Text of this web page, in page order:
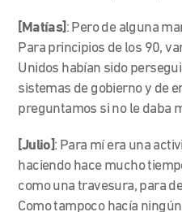
[Matías] : Pero de alguna
Para principios de los 90,
Unidos habían sido
sistemas de gobierno y de
preguntamos si no le daba
[Julio]: Para mí era una
haciendo hace mucho
como una travesura, para
Como tampoco hacía